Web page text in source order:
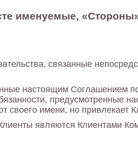
именуемые,
связанные
настоящим Соглашением
предусмотренные
своего имени, но привлекает
являются Клиентами